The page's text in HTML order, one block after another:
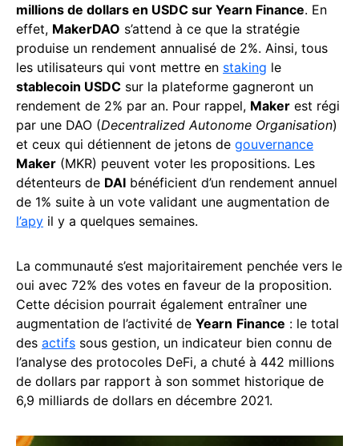
millions de dollars en USDC sur Yearn Finance. En
effet, MakerDAO s’attend à ce que la stratégie
produise un rendement annualisé de 2%. Ainsi, tous
les utilisateurs qui vont mettre en staking le
stablecoin USDC sur la plateforme gagneront un
rendement de 2% par an. Pour rappel, Maker est régi
par une DAO (Decentralized Autonome Organisation)
et ceux qui détiennent de jetons de gouvernance
Maker (MKR) peuvent voter les propositions. Les
détenteurs de DAI bénéficient d’un rendement annuel
de 1% suite à un vote validant une augmentation de
l’apy il y a quelques semaines.
La communauté s’est majoritairement penchée vers le
oui avec 72% des votes en faveur de la proposition.
Cette décision pourrait également entraîner une
augmentation de l’activité de Yearn Finance : le total
des actifs sous gestion, un indicateur bien connu de
l’analyse des protocoles DeFi, a chuté à 442 millions
de dollars par rapport à son sommet historique de
6,9 milliards de dollars en décembre 2021.